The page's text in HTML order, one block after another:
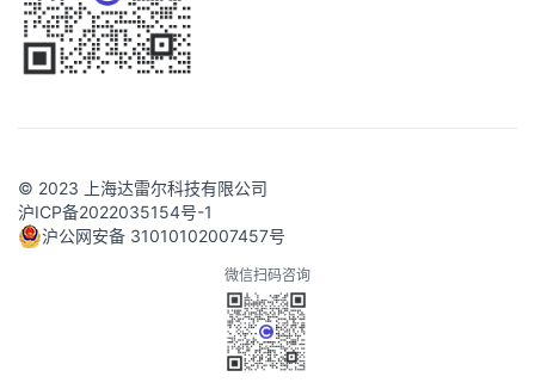
© 2023 上海达雷尔科技有限公司
沪ICP备2022035154号-1
沪公网安备 31010102007457号
微信扫码咨询